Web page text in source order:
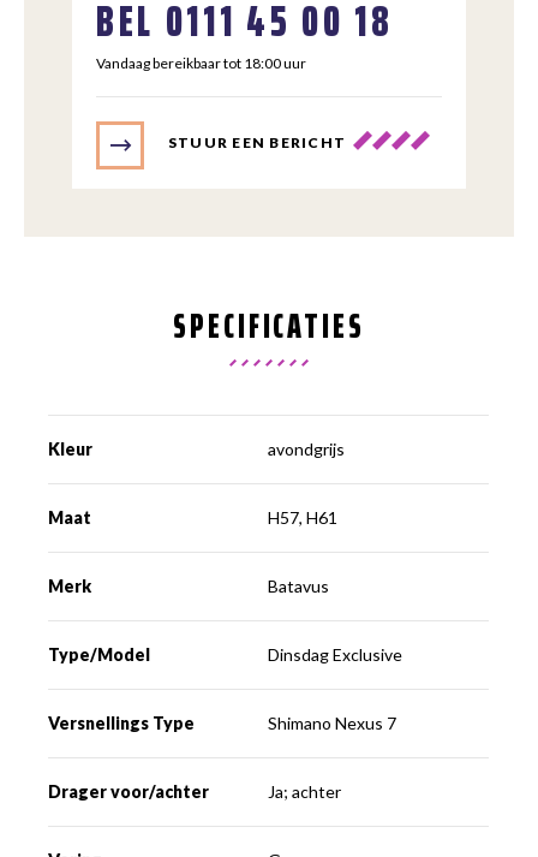
BEL 0111 45 00 18
Vandaag bereikbaar tot 18:00 uur
STUUR EEN BERICHT
SPECIFICATIES
Kleur avondgrijs
Maat H57, H61
Merk Batavus
Type/Model Dinsdag Exclusive
Versnellings Type Shimano Nexus 7
Drager voor/achter Ja; achter